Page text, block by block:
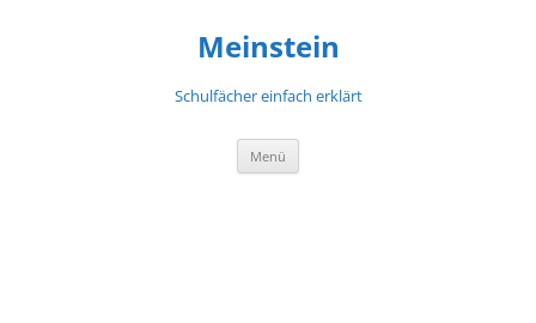
Meinstein
Schulfächer einfach erklärt
Menü